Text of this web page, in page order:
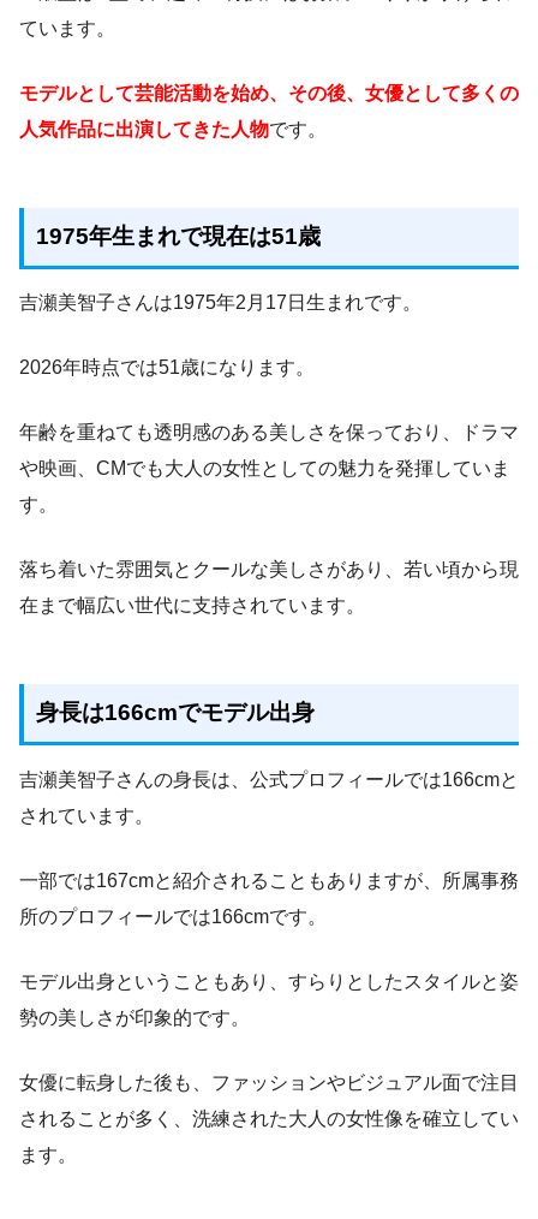
ています。
モデルとして芸能活動を始め、その後、女優として多くの
人気作品に出演してきた人物です。
1975年生まれで現在は51歳
吉瀬美智子さんは1975年2月17日生まれです。
2026年時点では51歳になります。
年齢を重ねても透明感のある美しさを保っており、ドラマ
や映画、CMでも大人の女性としての魅力を発揮していま
す。
落ち着いた雰囲気とクールな美しさがあり、若い頃から現
在まで幅広い世代に支持されています。
身長は166cmでモデル出身
吉瀬美智子さんの身長は、公式プロフィールでは166cmと
されています。
一部では167cmと紹介されることもありますが、所属事務
所のプロフィールでは166cmです。
モデル出身ということもあり、すらりとしたスタイルと姿
勢の美しさが印象的です。
女優に転身した後も、ファッションやビジュアル面で注目
されることが多く、洗練された大人の女性像を確立してい
ます。